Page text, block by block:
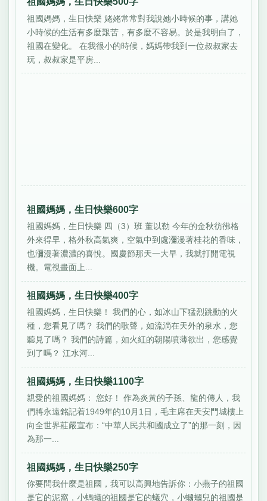
祖國媽媽，生日快樂 姥姥常常對我說她小時候的事，講她
小時候的生活有多麼艱苦，有多麼不容易。於是我明白了，
祖國在變化。 在我很小的時候，媽媽帶我到一位叔叔家去
玩，叔叔家是平房...
祖國媽媽，生日快樂600字
祖國媽媽，生日快樂 四（3）班 董以勒 今年的金秋彷彿格
外來得早，格外秋高氣爽，空氣中到處瀰漫著桂花的香味，
也瀰漫著濃濃的喜悅。國慶節那天一大早，我就打開電視
機。電視畫面上...
祖國媽媽，生日快樂400字
祖國媽媽，生日快樂！ 我們的心，如冰山下猛烈跳動的火
種，您看見了嗎？ 我們的歌聲，如流淌在天外的泉水，您
聽見了嗎？ 我們的詩篇，如火紅的朝陽噴薄欲出，您感覺
到了嗎？ 江水河...
祖國媽媽，生日快樂1100字
親愛的祖國媽媽： 您好！ 作為炎黃的子孫、龍的傳人，我
們將永遠銘記着1949年的10月1日，毛主席在天安門城樓上
向全世界莊嚴宣布：“中華人民共和國成立了”的那一刻，因
為那一...
祖國媽媽，生日快樂250字
你要問我什麼是祖國，我可以高興地告訴你：小燕子的祖國
是它的泥窩，小螞蟻的祖國是它的蟻穴，小蟈蟈兒的祖國是